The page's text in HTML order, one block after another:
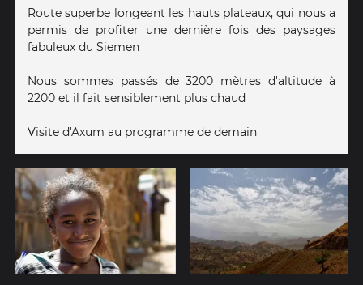
Route superbe longeant les hauts plateaux, qui nous a
permis de profiter une dernière fois des paysages
fabuleux du Siemen
Nous sommes passés de 3200 mètres d'altitude à
2200 et il fait sensiblement plus chaud
Visite d'Axum au programme de demain